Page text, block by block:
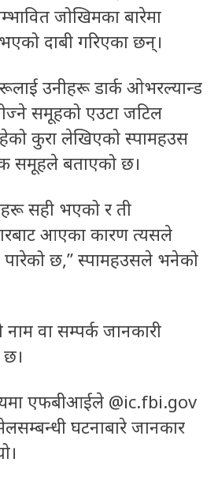
जोखिमका बारेमा
दाबी गरिएका छन्।
उनीहरू डार्क ओभरल्यान्ड
समूहको एउटा जटिल
कुरा लेखिएको स्पामहउस
समूहले बताएको छ।
सही भएको र ती
आएका कारण त्यसले
छ,” स्पामहउसले भनेको
वा सम्पर्क जानकारी
एफबीआईले @ic.fbi.gov
घटनाबारे जानकार